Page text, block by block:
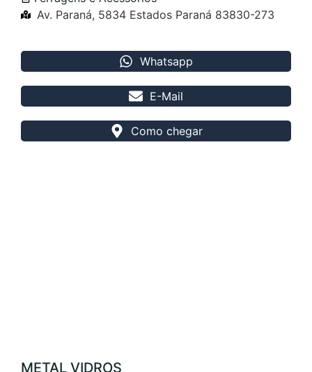
Av. Paraná, 5834 Estados Paraná 83830-273
Whatsapp
E-Mail
Como chegar
METAL VIDROS